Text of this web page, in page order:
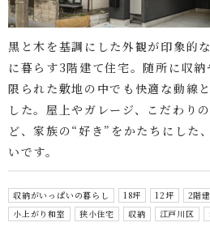
黒と木を基調にした外観が印象的
に暮らす3階建て住宅。随所に収納
限られた敷地の中でも快適な動線
した。屋上やガレージ、こだわり
ど、家族の“好き”をかたちにした
いです。
収納がいっぱいの暮らし 18坪 12坪 2階
小上がり和室
狭小住宅 収納 江戸川区